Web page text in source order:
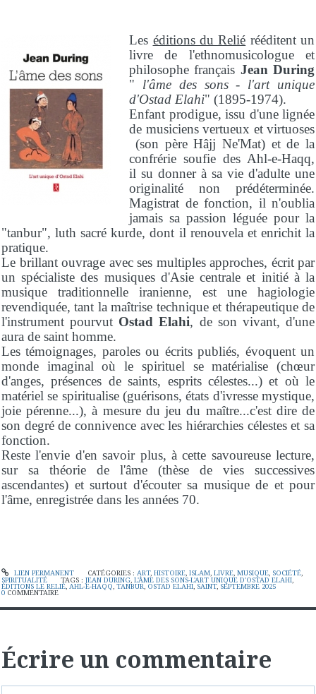
Les éditions du Relié rééditent un
livre de l'ethnomusicologue et
philosophe français Jean During
" l'âme des sons - l'art unique
d'Ostad Elahi" (1895-1974).
Enfant prodigue, issu d'une lignée
de musiciens vertueux et virtuoses
(son père Hâjj Ne'Mat) et de la
confrérie soufie des Ahl-e-Haqq,
il su donner à sa vie d'adulte une
originalité non prédéterminée.
Magistrat de fonction, il n'oublia
jamais sa passion léguée pour la
"tanbur", luth sacré kurde, dont il renouvela et enrichit la
pratique.
Le brillant ouvrage avec ses multiples approches, écrit par
un spécialiste des musiques d'Asie centrale et initié à la
musique traditionnelle iranienne, est une hagiologie
revendiquée, tant la maîtrise technique et thérapeutique de
l'instrument pourvut Ostad Elahi, de son vivant, d'une
aura de saint homme.
Les témoignages, paroles ou écrits publiés, évoquent un
monde imaginal où le spirituel se matérialise (chœur
d'anges, présences de saints, esprits célestes...) et où le
matériel se spiritualise (guérisons, états d'ivresse mystique,
joie pérenne...), à mesure du jeu du maître...c'est dire de
son degré de connivence avec les hiérarchies célestes et sa
fonction.
Reste l'envie d'en savoir plus, à cette savoureuse lecture,
sur sa théorie de l'âme (thèse de vies successives
ascendantes) et surtout d'écouter sa musique de et pour
l'âme, enregistrée dans les années 70.
LIEN PERMANENT CATÉGORIES : ART, HISTOIRE, ISLAM, LIVRE, MUSIQUE, SOCIÉTÉ,
SPIRITUALITÉ TAGS :JEAN DURING,L'ÂME DES SONS-L'ART UNIQUE D'OSTAD ELAHI,
ÉDITIONS LE RELIÉ, AHL-E-HAQQ, TANBUR, OSTAD ELAHI, SAINT, SEPTEMBRE 2025
0 COMMENTAIRE
Écrire un commentaire